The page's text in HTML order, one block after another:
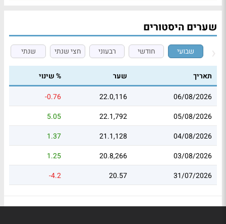
שערים היסטורים
שבועי חודשי רבעוני חצי שנתי שנתי
תאריך שער
% שינוי
06/08/2026
22.0,116
-0.76
05/08/2026
22.1,792
5.05
04/08/2026
21.1,128
1.37
03/08/2026
20.8,266
1.25
31/07/2026
20.57
-4.2